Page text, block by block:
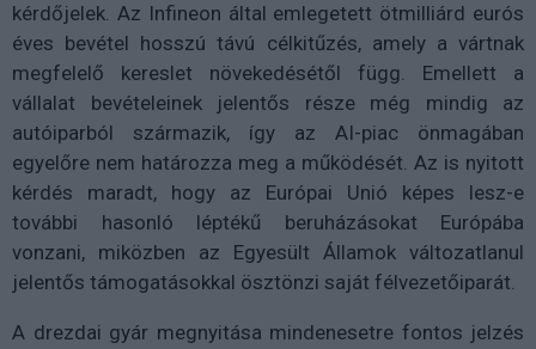
kérdőjelek. Az Infineon által emlegetett ötmilliárd eurós
éves bevétel hosszú távú célkitűzés, amely a vártnak
megfelelő kereslet növekedésétől függ. Emellett a
vállalat bevételeinek jelentős része még mindig az
autóiparból származik, így az AI-piac önmagában
egyelőre nem határozza meg a működését. Az is nyitott
kérdés maradt, hogy az Európai Unió képes lesz-e
további hasonló léptékű beruházásokat Európába
vonzani, miközben az Egyesült Államok változatlanul
jelentős támogatásokkal ösztönzi saját félvezetőiparát.
A drezdai gyár megnyitása mindenesetre fontos jelzés